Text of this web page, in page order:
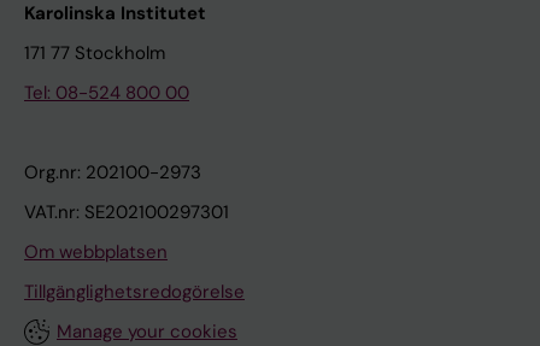
Karolinska Institutet
171 77 Stockholm
Tel: 08-524 800 00
Org.nr: 202100-2973
VAT.nr: SE202100297301
Om webbplatsen
Tillgänglighetsredogörelse
Manage your cookies